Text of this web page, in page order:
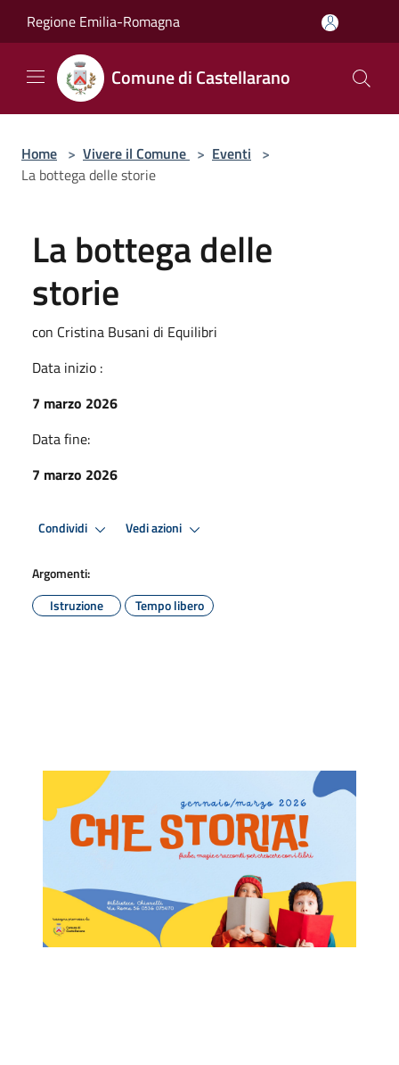
Regione Emilia-Romagna
Comune di Castellarano
Home > Vivere il Comune > Eventi >
La bottega delle storie
La bottega delle
storie
con Cristina Busani di Equilibri
Data inizio :
7 marzo 2026
Data fine:
7 marzo 2026
Condividi Vedi azioni
Argomenti:
Istruzione
Tempo libero